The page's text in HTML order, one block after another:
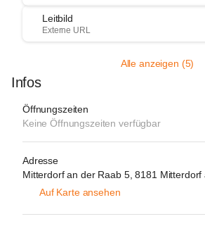
Leitbild
Externe URL
Alle anzeigen (5)
Infos
Öffnungszeiten
Keine Öffnungszeiten verfügbar
Adresse
Mitterdorf an der Raab 5, 8181 Mitterdorf
Auf Karte ansehen